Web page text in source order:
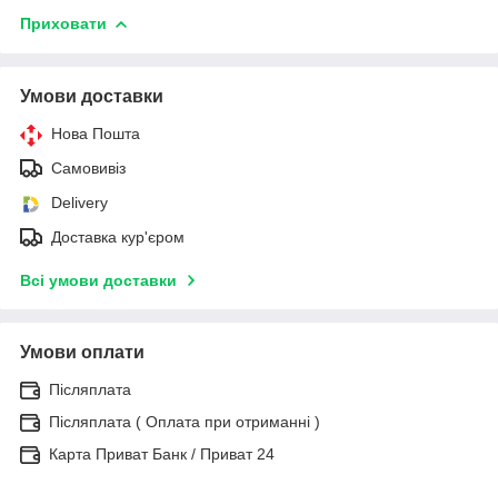
Приховати
Умови доставки
Нова Пошта
Самовивіз
Delivery
Доставка кур'єром
Всі умови доставки
Умови оплати
Післяплата
Післяплата ( Оплата при отриманні )
Карта Приват Банк / Приват 24